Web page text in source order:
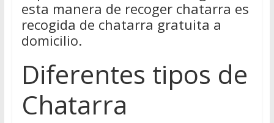
esta manera de recoger chatarra es
recogida de chatarra gratuita a
domicilio.
Diferentes tipos de
Chatarra